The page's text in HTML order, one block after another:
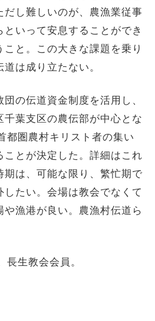
だし難しいのが、農漁業従事
いって安息することができ
と。この大きな課題を乗り
は成り立たない。
の伝道資金制度を活用し、
千葉支区の農伝部が中心とな
都圏農村キリスト者の集い
ことが決定した。詳細はこれ
期は、可能な限り、繁忙期で
したい。会場は教会でなくて
や漁港が良い。農漁村伝道ら
長生教会会員。